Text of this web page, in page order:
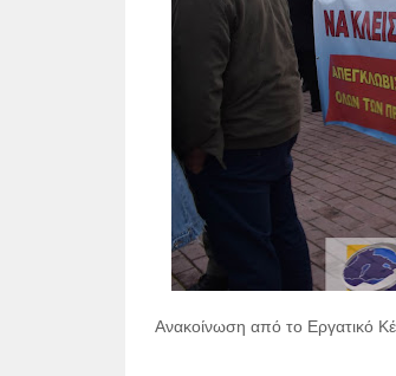
Ανακοίνωση από το Εργατικό